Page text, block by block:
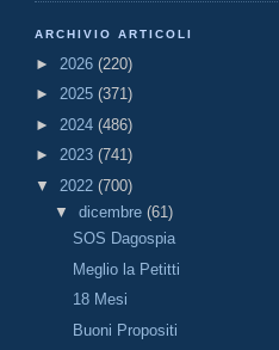
ARCHIVIO ARTICOLI
► 2026 (220)
► 2025 (371)
► 2024 (486)
► 2023 (741)
▼ 2022 (700)
▼ dicembre (61)
SOS Dagospia
Meglio la Petitti
18 Mesi
Buoni Propositi